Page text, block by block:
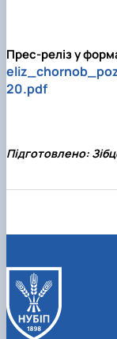
Прес-реліз у
20.pdf
Підготовлено: